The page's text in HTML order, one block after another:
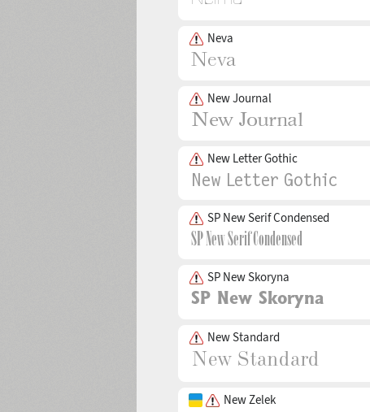
Neva
New Journal
New Letter Gothic
SP New Serif Condensed
SP New Skoryna
New Standard
New Zelek